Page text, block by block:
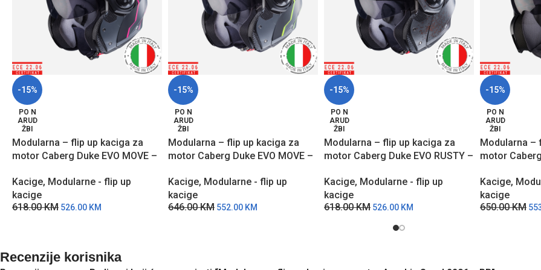
-15%
PO N
ARUD
ŽBI
Modularna – flip up kaciga za
motor Caberg Duke EVO MOVE –
Kacige, Modularne - flip up
kacige
618.00KM 526.00 KM
-15%
PO N
ARUD
ŽBI
Modularna – flip up kaciga za
motor Caberg Duke EVO MOVE –
Kacige, Modularne - flip up
kacige
646.00KM 552.00 KM
-15%
PO N
ARUD
ŽBI
Modularna – flip up kaciga za
motor Caberg Duke EVO RUSTY –
Kacige, Modularne - flip up
kacige
618.00KM 526.00 KM
-15%
PO N
ARUD
ŽBI
Modularna –
motor
Kacige,
kacige
650.00KM
Recenzije korisnika